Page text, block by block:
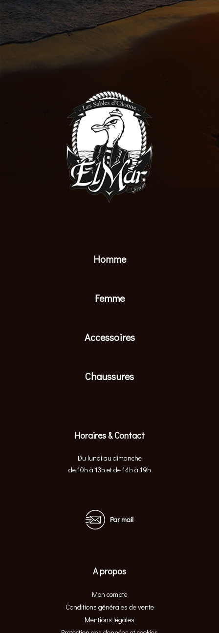
Homme
Femme
Accessoires
Chaussures
Horaires & Contact
Du lundi au dimanche
de 10h à 13h et de 14h à 19h
Par mail
A propos
Mon compte
Conditions générales de vente
Mentions légales